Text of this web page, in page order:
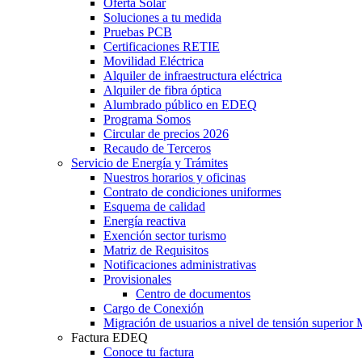
Oferta Solar
Soluciones a tu medida
Pruebas PCB
Certificaciones RETIE
Movilidad Eléctrica
Alquiler de infraestructura eléctrica
Alquiler de fibra óptica
Alumbrado público en EDEQ
Programa Somos
Circular de precios 2026
Recaudo de Terceros
Servicio de Energía y Trámites
Nuestros horarios y oficinas
Contrato de condiciones uniformes
Esquema de calidad
Energía reactiva
Exención sector turismo
Matriz de Requisitos
Notificaciones administrativas
Provisionales
Centro de documentos
Cargo de Conexión
Migración de usuarios a nivel de tensión superior
Factura EDEQ
Conoce tu factura